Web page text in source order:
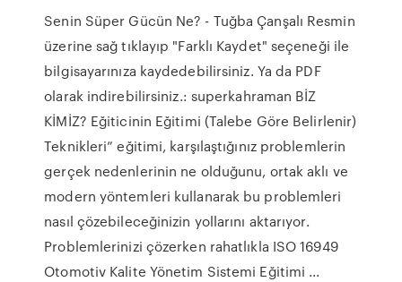
Senin Süper Gücün Ne? - Tuğba Çanşalı Resmin
üzerine sağ tıklayıp "Farklı Kaydet" seçeneği ile
bilgisayarınıza kaydedebilirsiniz. Ya da PDF
olarak indirebilirsiniz.: superkahraman BİZ
KİMİZ? Eğiticinin Eğitimi (Talebe Göre Belirlenir)
Teknikleri” eğitimi, karşılaştığınız problemlerin
gerçek nedenlerinin ne olduğunu, ortak aklı ve
modern yöntemleri kullanarak bu problemleri
nasıl çözebileceğinizin yollarını aktarıyor.
Problemlerinizi çözerken rahatlıkla ISO 16949
Otomotiv Kalite Yönetim Sistemi Eğitimi ...